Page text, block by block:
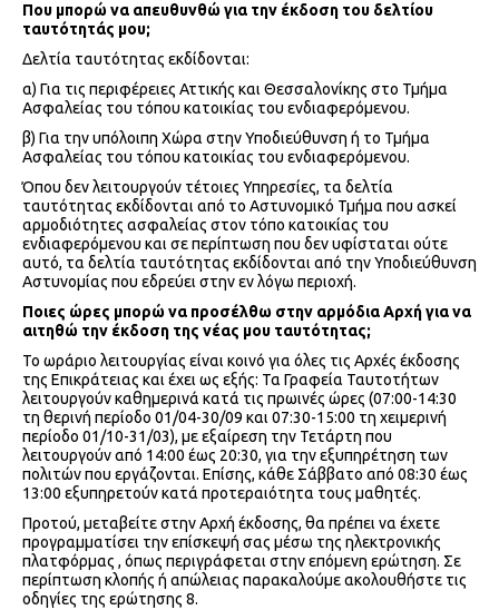
Που μπορώ να απευθυνθώ για την έκδοση του δελτίου
ταυτότητάς μου;
Δελτία ταυτότητας εκδίδονται:
α) Για τις περιφέρειες Αττικής και Θεσσαλονίκης στο Τμήμα
Ασφαλείας του τόπου κατοικίας του ενδιαφερόμενου.
β) Για την υπόλοιπη Χώρα στην Υποδιεύθυνση ή το Τμήμα
Ασφαλείας του τόπου κατοικίας του ενδιαφερόμενου.
Όπου δεν λειτουργούν τέτοιες Υπηρεσίες, τα δελτία
ταυτότητας εκδίδονται από το Αστυνομικό Τμήμα που ασκεί
αρμοδιότητες ασφαλείας στον τόπο κατοικίας του
ενδιαφερόμενου και σε περίπτωση που δεν υφίσταται ούτε
αυτό, τα δελτία ταυτότητας εκδίδονται από την Υποδιεύθυνση
Αστυνομίας που εδρεύει στην εν λόγω περιοχή.
Ποιες ώρες μπορώ να προσέλθω στην αρμόδια Αρχή για να
αιτηθώ την έκδοση της νέας μου ταυτότητας;
Το ωράριο λειτουργίας είναι κοινό για όλες τις Αρχές έκδοσης
της Επικράτειας και έχει ως εξής: Τα Γραφεία Ταυτοτήτων
λειτουργούν καθημερινά κατά τις πρωινές ώρες (07:00-14:30
τη θερινή περίοδο 01/04-30/09 και 07:30-15:00 τη χειμερινή
περίοδο 01/10-31/03), με εξαίρεση την Τετάρτη που
λειτουργούν από 14:00 έως 20:30, για την εξυπηρέτηση των
πολιτών που εργάζονται. Επίσης, κάθε Σάββατο από 08:30 έως
13:00 εξυπηρετούν κατά προτεραιότητα τους μαθητές.
Προτού, μεταβείτε στην Αρχή έκδοσης, θα πρέπει να έχετε
προγραμματίσει την επίσκεψή σας μέσω της ηλεκτρονικής
πλατφόρμας , όπως περιγράφεται στην επόμενη ερώτηση. Σε
περίπτωση κλοπής ή απώλειας παρακαλούμε ακολουθήστε τις
οδηγίες της ερώτησης 8.